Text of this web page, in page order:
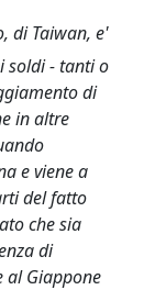
di Taiwan, e'
soldi - tanti o
di
in altre
e viene a
del fatto
che sia
di
al Giappone